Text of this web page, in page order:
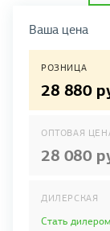
Ваша цена
РОЗНИЦА
28 880
ОПТОВАЯ
28 080
ДИЛЕРСКАЯ
Стать дилером